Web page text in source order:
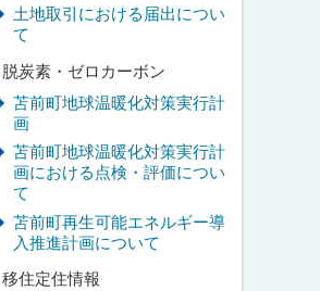
土地取引における届出につい
て
脱炭素・ゼロカーボン
苫前町地球温暖化対策実行計
画
苫前町地球温暖化対策実行計
画における点検・評価につい
て
苫前町再生可能エネルギー導
入推進計画について
移住定住情報